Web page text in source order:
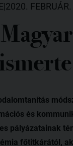
|2020. FEBRUÁR.
és
pályázatainak
főtitkárától,